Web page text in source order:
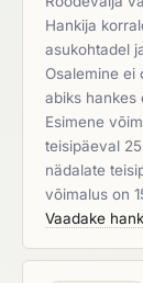
Hankija
asukohtadel
Osalemine ei
abiks hankes
Esimene
teisipäeval
nädalate
võimalus on
Vaadake